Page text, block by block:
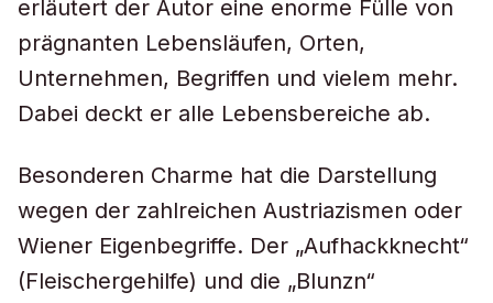
erläutert der Autor eine enorme Fülle von
prägnanten Lebensläufen, Orten,
Unternehmen, Begriffen und vielem mehr.
Dabei deckt er alle Lebensbereiche ab.
Besonderen Charme hat die Darstellung
wegen der zahlreichen Austriazismen oder
Wiener Eigenbegriffe. Der „Aufhackknecht“
(Fleischergehilfe) und die „Blunzn“